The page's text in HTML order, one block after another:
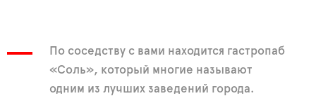
По соседству с вами находится гастропаб
«Соль», который многие называют
одним из лучших заведений города.